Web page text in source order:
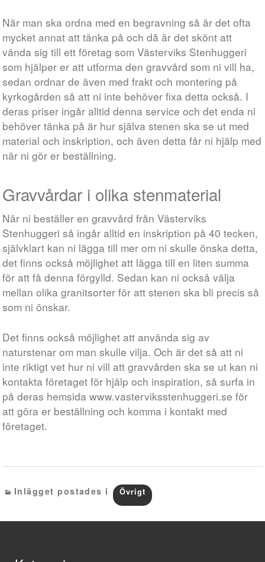
När man ska ordna med en begravning så är det ofta
mycket annat att tänka på och då är det skönt att
vända sig till ett företag som Västerviks Stenhuggeri
som hjälper er att utforma den gravvård som ni vill ha,
sedan ordnar de även med frakt och montering på
kyrkogården så att ni inte behöver fixa detta också. I
deras priser ingår alltid denna service och det enda ni
behöver tänka på är hur själva stenen ska se ut med
material och inskription, och även detta får ni hjälp med
när ni gör er beställning.
Gravvårdar i olika stenmaterial
När ni beställer en gravvård från Västerviks
Stenhuggeri så ingår alltid en inskription på 40 tecken,
självklart kan ni lägga till mer om ni skulle önska detta,
det finns också möjlighet att lägga till en liten summa
för att få denna förgylld. Sedan kan ni också välja
mellan olika granitsorter för att stenen ska bli precis så
som ni önskar.
Det finns också möjlighet att använda sig av
naturstenar om man skulle vilja. Och är det så att ni
inte riktigt vet hur ni vill att gravvården ska se ut kan ni
kontakta företaget för hjälp och inspiration, så surfa in
på deras hemsida www.vasterviksstenhuggeri.se för
att göra er beställning och komma i kontakt med
företaget. ​​​
Inlägget postades i Övrigt